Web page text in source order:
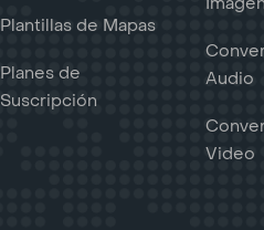
Plantillas de Mapas
Planes de
Suscripción
Audio
Video